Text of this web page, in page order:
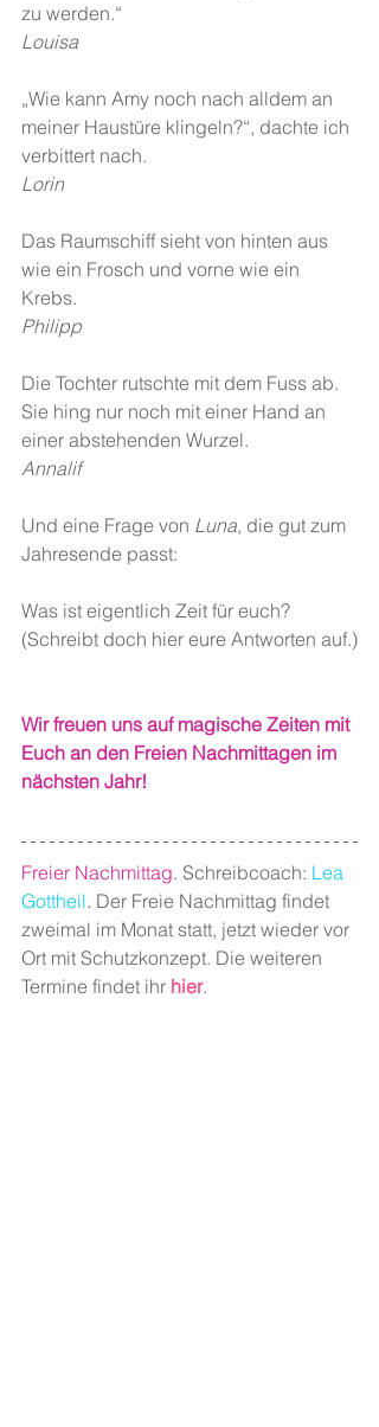
zu werden.“
Louisa
„Wie kann Amy noch nach alldem an
meiner Haustüre klingeln?“, dachte ich
verbittert nach.
Lorin
Das Raumschiff sieht von hinten aus
wie ein Frosch und vorne wie ein
Krebs.
Philipp
Die Tochter rutschte mit dem Fuss ab.
Sie hing nur noch mit einer Hand an
einer abstehenden Wurzel.
Annalif
Und eine Frage von Luna, die gut zum
Jahresende passt:
Was ist eigentlich Zeit für euch?
(Schreibt doch hier eure Antworten auf.)
Wir freuen uns auf magische Zeiten mit
Euch an den Freien Nachmittagen im
nächsten Jahr!
Freier Nachmittag. Schreibcoach: Lea
Gottheil. Der Freie Nachmittag findet
zweimal im Monat statt, jetzt wieder vor
Ort mit Schutzkonzept. Die weiteren
Termine findet ihr hier.